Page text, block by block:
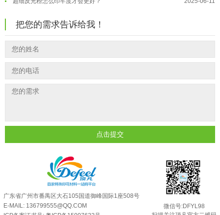
外墙涂料中怎么添加反光粉使用？
超细反光粉需要搭配什么胶浆使用？
反光粉能用在注塑工艺上吗？ 2025-06-02
反光粉可以混合其他颜料一起使用吗... 2025-05-23
把您的需求告诉给我！
点击提交
广东省广州市番禺区大石105国道御峰国际1座508号
E-MAIL: 136799555@QQ.COM
微信号:DFYL98